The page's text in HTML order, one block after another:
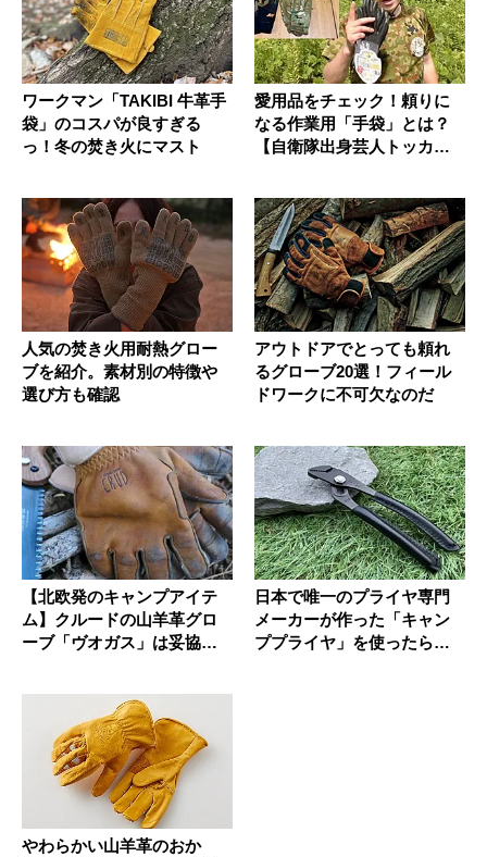
ワークマン「TAKIBI 牛革手
袋」のコスパが良すぎる
っ！冬の焚き火にマスト
愛用品をチェック！頼りに
なる作業用「手袋」とは？
【自衛隊出身芸人トッカグ
人気の焚き火用耐熱グロー
ブを紹介。素材別の特徴や
選び方も確認
アウトドアでとっても頼れ
るグローブ20選！フィール
ドワークに不可欠なのだ
【北欧発のキャンプアイテ
ム】クルードの山羊革グロ
ーブ「ヴオガス」は妥協な
日本で唯一のプライヤ専門
メーカーが作った「キャン
ププライヤ」を使ったら…
やわらかい山羊革のおか